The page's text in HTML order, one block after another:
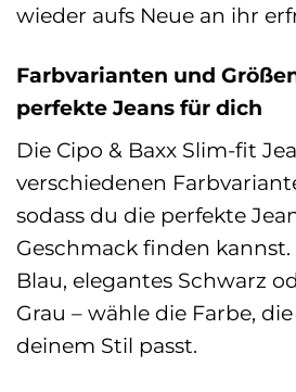
wieder aufs Neue an ihr
Farbvarianten und
perfekte Jeans für dich
Die Cipo & Baxx Slim-fit
verschiedenen
sodass du die perfekte
Geschmack finden kannst.
Blau, elegantes Schwarz
Grau – wähle die Farbe,
deinem Stil passt.